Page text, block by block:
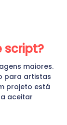
script?
maiores.
para artistas
projeto está
aceitar